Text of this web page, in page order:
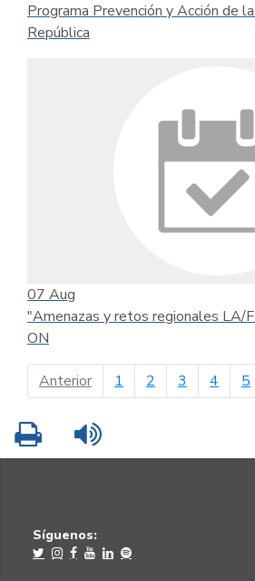
Programa Prevención y Acción de
República
07 Aug
"Amenazas y retos regionales LA/
ON
Anteriorpágina anterior
1 2 3 4 5
Imprimir
Síguenos: